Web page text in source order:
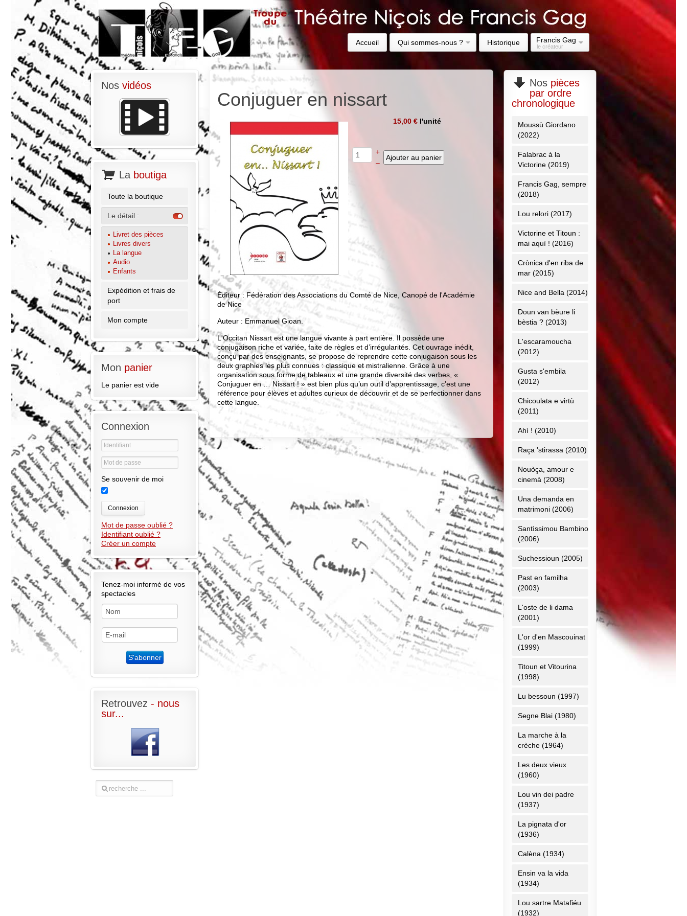
Accueil Qui sommes-nous ? Historique Francis Gag
le créateur
Conjuguer en nissart
15,00 € l'unité
+
–
Éditeur : Fédération des Associations du Comté de Nice, Canopé de l'Académie
de Nice
Auteur : Emmanuel Gioan.
L'Occitan Nissart est une langue vivante à part entière. Il possède une
conjugaison riche et variée, faite de règles et d’irrégularités. Cet ouvrage inédit,
conçu par des enseignants, se propose de reprendre cette conjugaison sous les
deux graphies les plus connues : classique et mistralienne. Grâce à une
organisation sous forme de tableaux et une grande diversité des verbes, «
Conjuguer en … Nissart ! » est bien plus qu’un outil d’apprentissage, c’est une
référence pour élèves et adultes curieux de découvrir et de se perfectionner dans
cette langue.
Nos vidéos
La boutiga
Toute la boutique
Le détail :
Livret des pièces
Livres divers
La langue
Audio
Enfants
Expédition et frais de
port
Mon compte
Mon panier
Le panier est vide
Connexion
Se souvenir de moi
Connexion
Mot de passe oublié ?
Identifiant oublié ?
Créer un compte
Tenez-moi informé de vos
spectacles
Retrouvez - nous
sur...
Nospièces
par ordre
chronologique
Moussù Giordano
(2022)
Falabrac à la
Victorine (2019)
Francis Gag, sempre
(2018)
Lou relori (2017)
Victorine et Titoun :
mai aquì ! (2016)
Crònica d'en riba de
mar (2015)
Nice and Bella (2014)
Doun van bèure li
bèstia ? (2013)
L'escaramoucha
(2012)
Gusta s'embila
(2012)
Chicoulata e virtù
(2011)
Ahì ! (2010)
Raça 'stirassa (2010)
Nouòça, amour e
cinemà (2008)
Una demanda en
matrimoni (2006)
Santìssimou Bambino
(2006)
Suchessioun (2005)
Past en familha
(2003)
L'oste de li dama
(2001)
L'or d'en Mascouinat
(1999)
Titoun et Vitourina
(1998)
Lu bessoun (1997)
Segne Blai (1980)
La marche à la
crèche (1964)
Les deux vieux
(1960)
Lou vin dei padre
(1937)
La pignata d'or
(1936)
Calèna (1934)
Ensin va la vida
(1934)
Lou sartre Matafiéu
(1932)